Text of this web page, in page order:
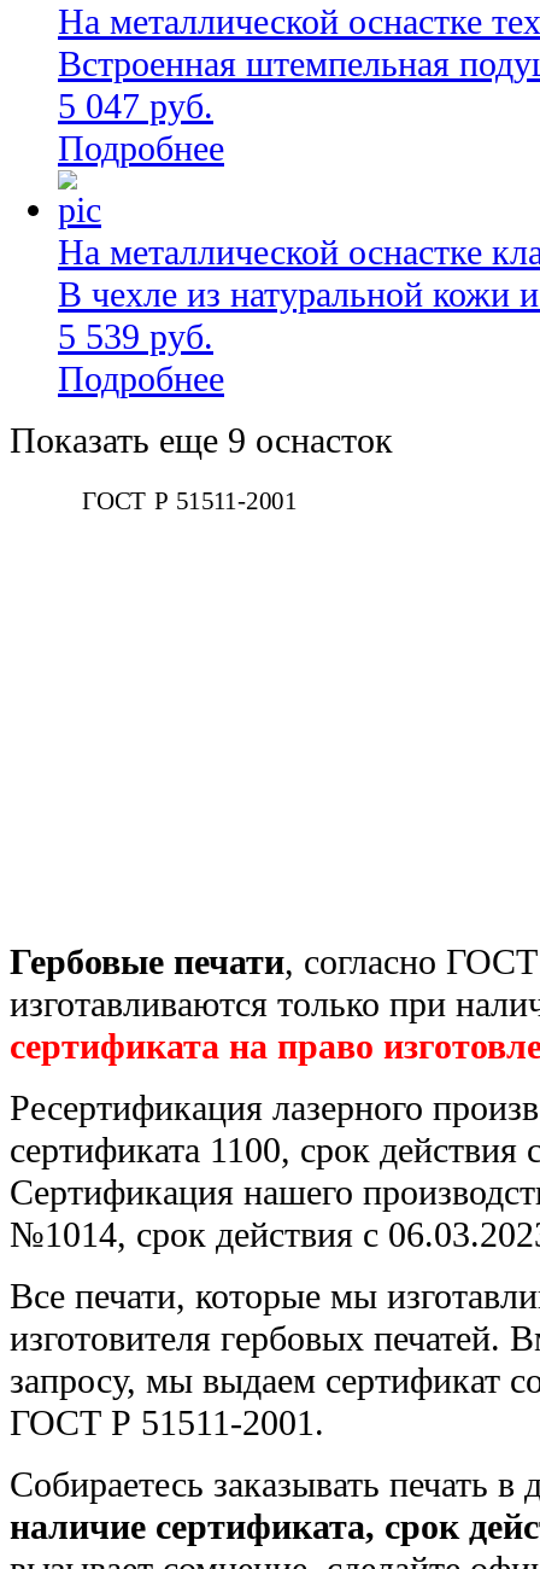
На металлической оснастке
Встроенная штемпельная
5 047 руб.
Подробнее
На металлической оснастке
В чехле из натуральной кожи
5 539 руб.
Подробнее
Показать еще 9 оснасток
ГОСТ Р 51511-2001
Гербовые печати, согласно
изготавливаются только при
сертификата на право
Ресертификация лазерного
сертификата 1100, срок действия
Сертификация нашего
№1014, срок действия с
Все печати, которые мы
изготовителя гербовых
запросу, мы выдаем сертификат
ГОСТ Р 51511-2001.
Собираетесь заказывать печать в
наличие сертификата, срок